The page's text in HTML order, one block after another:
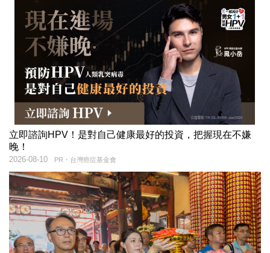
立即諮詢HPV！是對自己健康最好的投資，把握現在不嫌
晚！
PR・台灣癌症基金會
2026-08-10